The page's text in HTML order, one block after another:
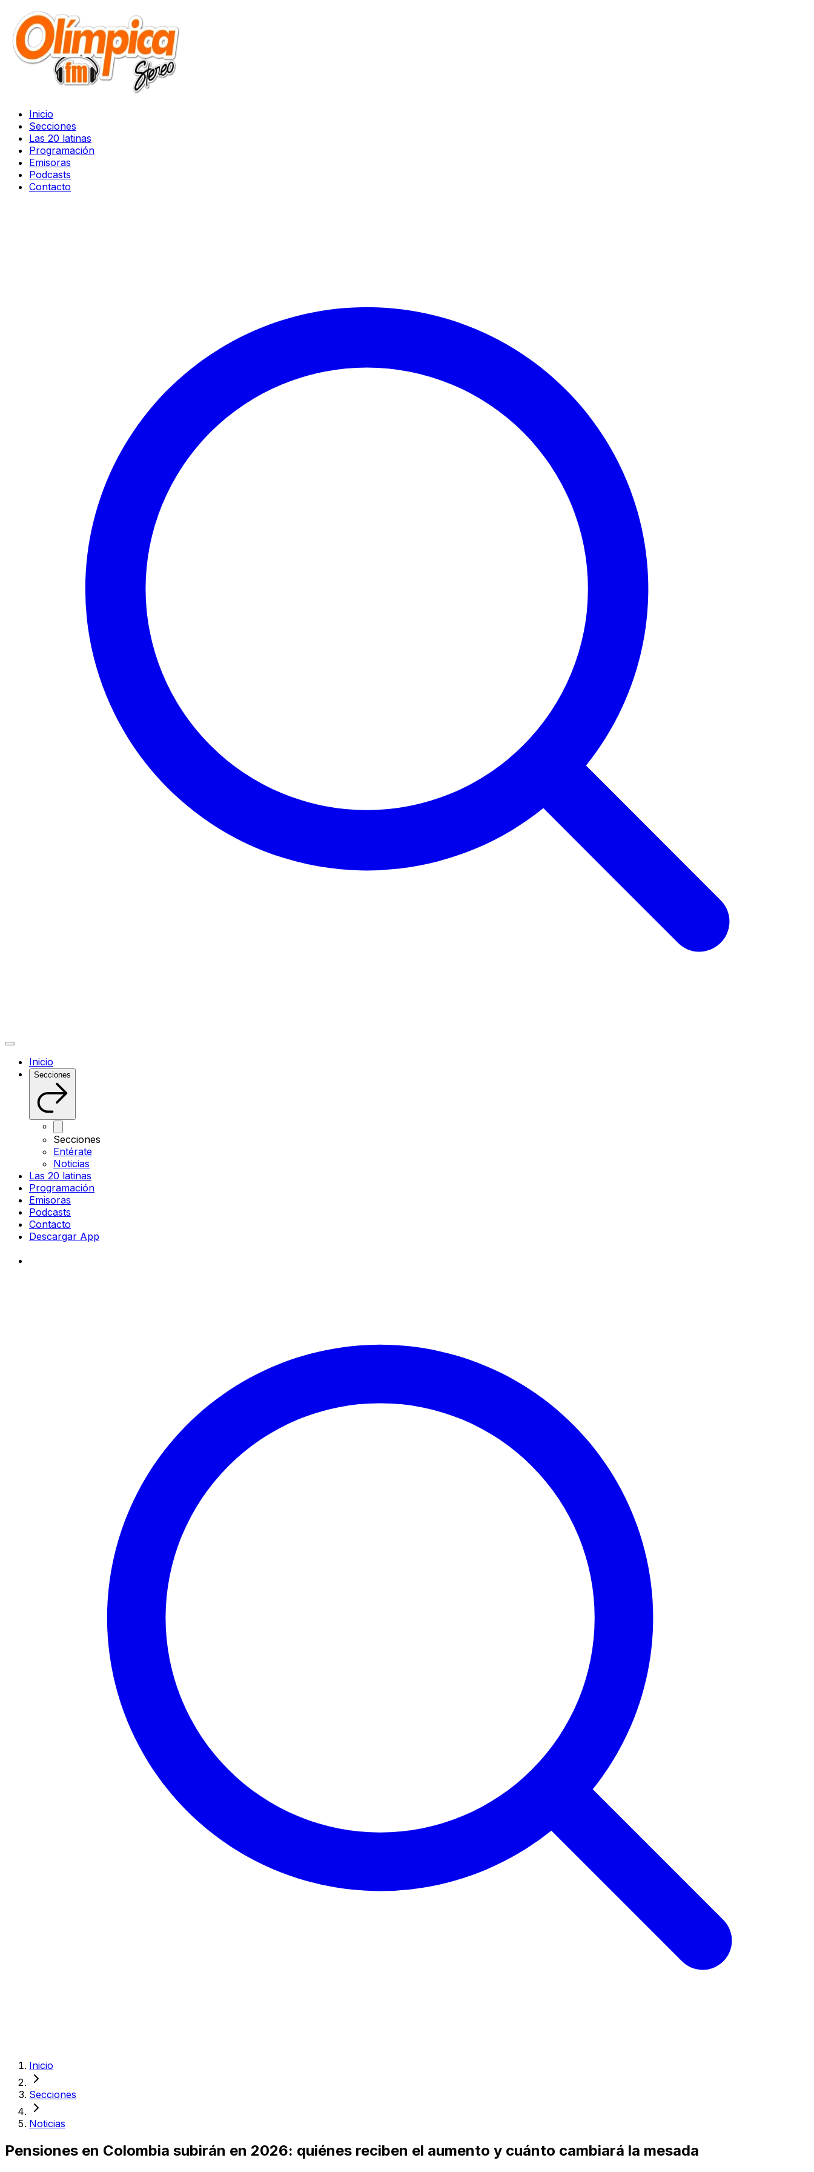
Inicio
Secciones
Las 20 latinas
Programación
Emisoras
Podcasts
Contacto
Inicio
Secciones
Secciones
Entérate
Noticias
Las 20 latinas
Programación
Emisoras
Podcasts
Contacto
Descargar App
Inicio
Secciones
Noticias
Pensiones en Colombia subirán en 2026: quiénes reciben el aumento y cuánto cambiará la mesada